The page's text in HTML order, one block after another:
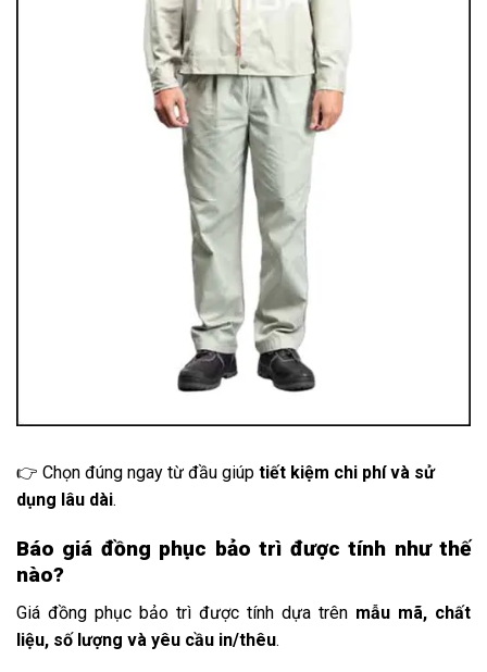
👉 Chọn đúng ngay từ đầu giúp tiết kiệm chi phí và sử
dụng lâu dài.
Báo giá đồng phục bảo trì được tính như thế
nào?
Giá đồng phục bảo trì được tính dựa trên mẫu mã, chất
liệu, số lượng và yêu cầu in/thêu.